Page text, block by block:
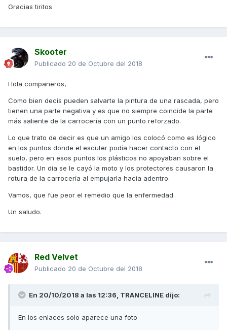
Gracias tiritos
Skooter
Publicado 20 de Octubre del 2018
Hola compañeros,
Como bien decís pueden salvarte la pintura de una rascada, pero
tienen una parte negativa y es que no siempre coincide la parte
más saliente de la carrocería con un punto reforzado.
Lo que trato de decir es que un amigo los colocó como es lógico
en los puntos donde el escuter podía hacer contacto con el
suelo, pero en esos puntos los plásticos no apoyaban sobre el
bastidor. Un día se le cayó la moto y los protectores causaron la
rotura de la carrocería al empujarla hacia adentro.
Vamos, que fue peor el remedio que la enfermedad.
Un saludo.
Red Velvet
Publicado 20 de Octubre del 2018
En 20/10/2018 a las 12:36, TRANCELINE dijo:
En los enlaces solo aparece una foto